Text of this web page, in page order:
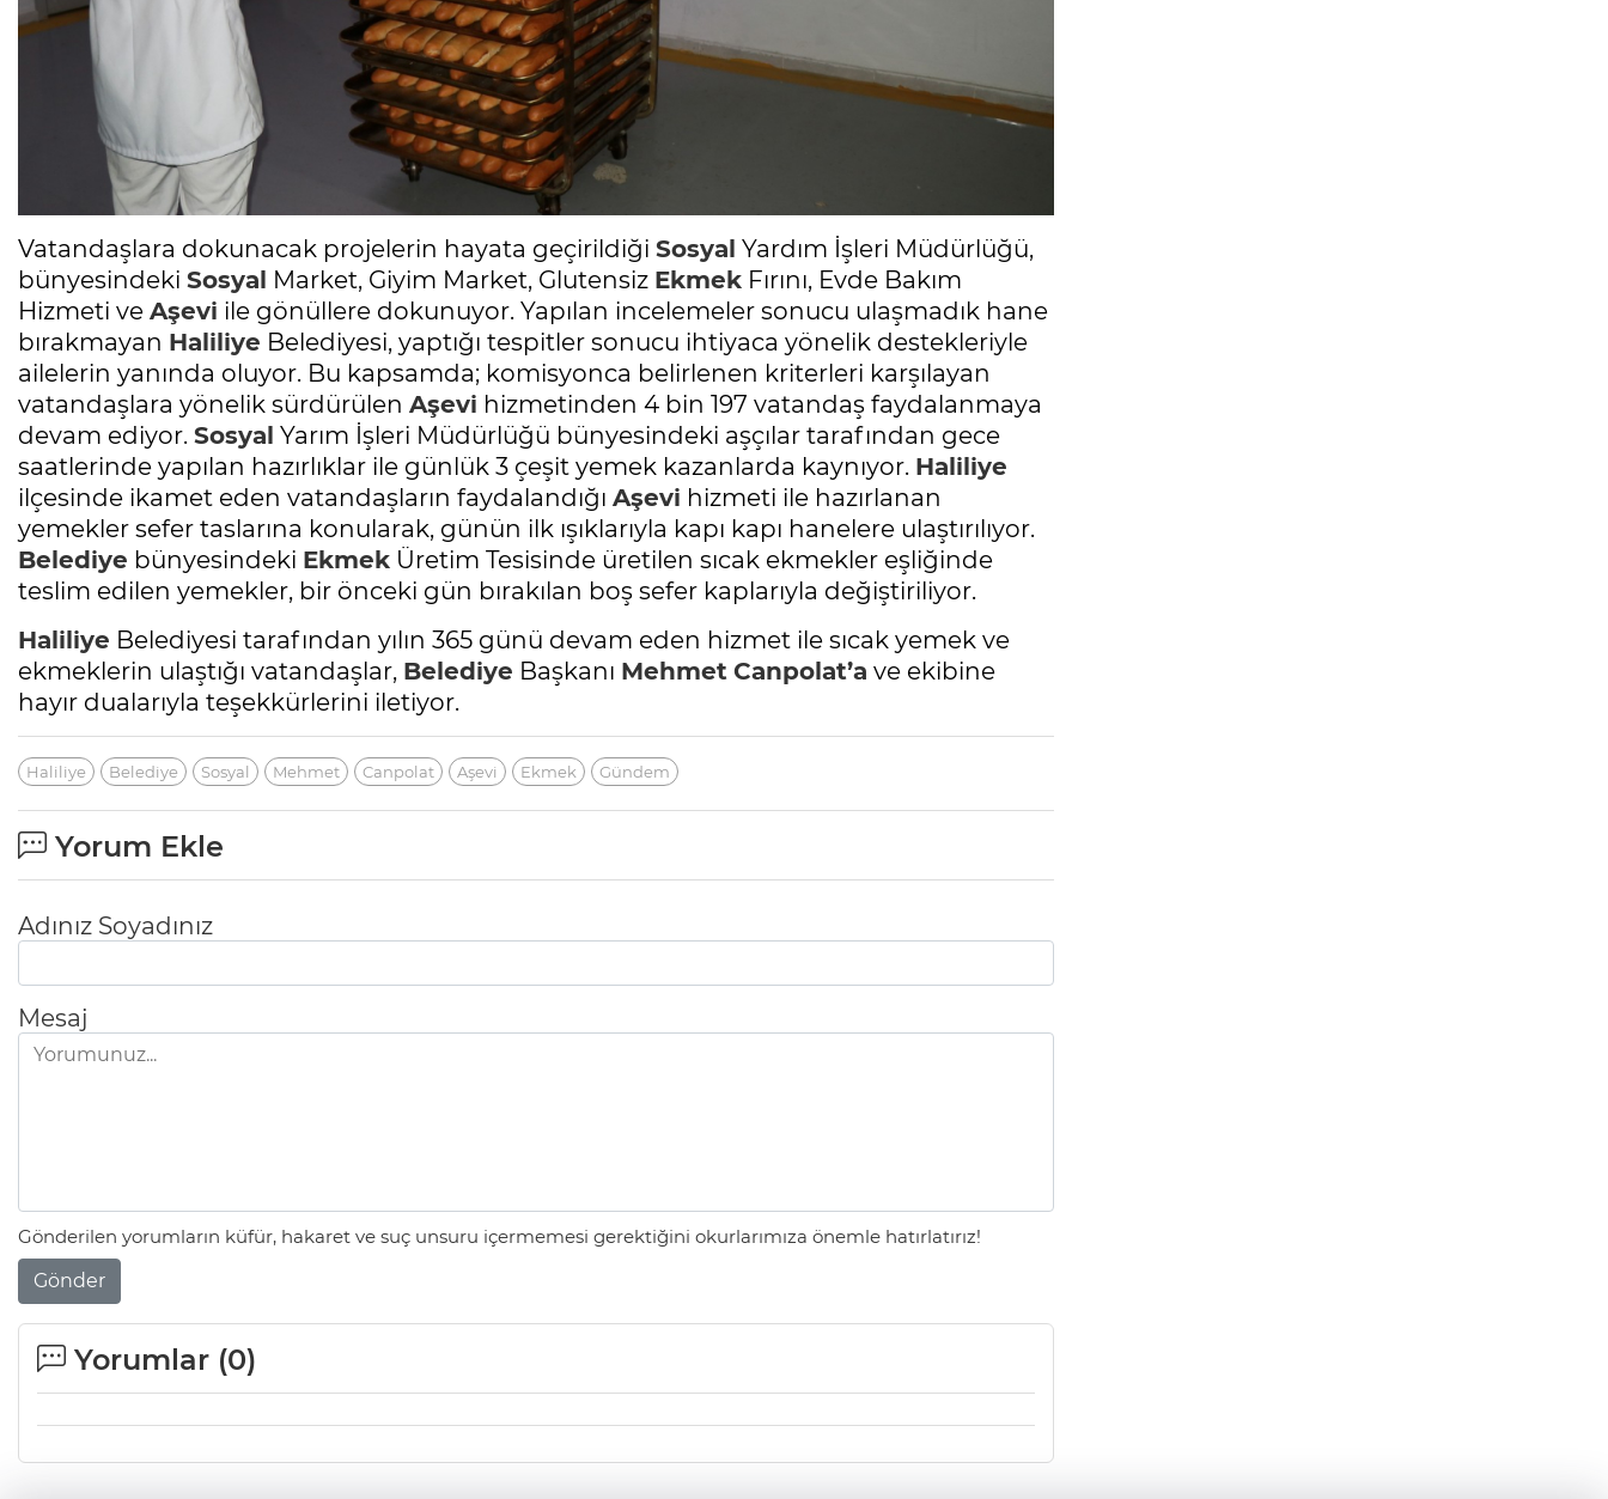
Vatandaşlara dokunacak projelerin hayata geçirildiği Sosyal Yardım İşleri Müdürlüğü,
bünyesindeki Sosyal Market, Giyim Market, Glutensiz Ekmek Fırını, Evde Bakım
Hizmeti ve Aşevi ile gönüllere dokunuyor. Yapılan incelemeler sonucu ulaşmadık hane
bırakmayan Haliliye Belediyesi, yaptığı tespitler sonucu ihtiyaca yönelik destekleriyle
ailelerin yanında oluyor. Bu kapsamda; komisyonca belirlenen kriterleri karşılayan
vatandaşlara yönelik sürdürülen Aşevi hizmetinden 4 bin 197 vatandaş faydalanmaya
devam ediyor. Sosyal Yarım İşleri Müdürlüğü bünyesindeki aşçılar tarafından gece
saatlerinde yapılan hazırlıklar ile günlük 3 çeşit yemek kazanlarda kaynıyor. Haliliye
ilçesinde ikamet eden vatandaşların faydalandığı Aşevi hizmeti ile hazırlanan
yemekler sefer taslarına konularak, günün ilk ışıklarıyla kapı kapı hanelere ulaştırılıyor.
Belediye bünyesindeki Ekmek Üretim Tesisinde üretilen sıcak ekmekler eşliğinde
teslim edilen yemekler, bir önceki gün bırakılan boş sefer kaplarıyla değiştiriliyor.
Haliliye Belediyesi tarafından yılın 365 günü devam eden hizmet ile sıcak yemek ve
ekmeklerin ulaştığı vatandaşlar, Belediye Başkanı Mehmet Canpolat’a ve ekibine
hayır dualarıyla teşekkürlerini iletiyor.
Haliliye Belediye Sosyal Mehmet Canpolat Aşevi Ekmek Gündem
Yorum Ekle
Adınız Soyadınız
Mesaj
Gönderilen yorumların küfür, hakaret ve suç unsuru içermemesi gerektiğini okurlarımıza önemle hatırlatırız!
Gönder
Yorumlar (0)